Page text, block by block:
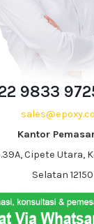
9833
Kantor
Cipete Utara,
Selatan 12150